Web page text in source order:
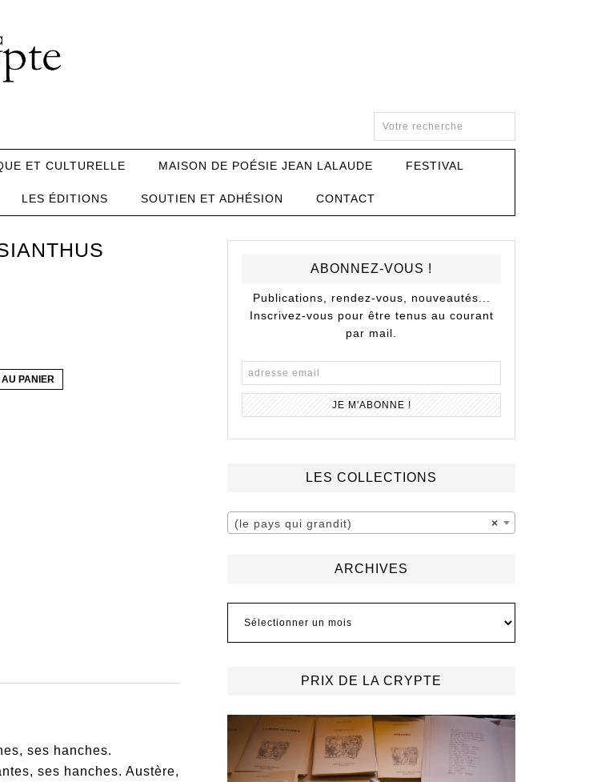
ET CULTURELLE MAISON DE POÉSIE JEAN LALAUDE FESTIVAL
LES ÉDITIONS SOUTIEN ET ADHÉSION CONTACT
PANIER
ses hanches.
ses hanches. Austère,
ABONNEZ-VOUS !
Publications, rendez-vous, nouveautés...
Inscrivez-vous pour être tenus au courant
par mail.
LES COLLECTIONS
×
(le pays qui grandit)
ARCHIVES
PRIX DE LA CRYPTE